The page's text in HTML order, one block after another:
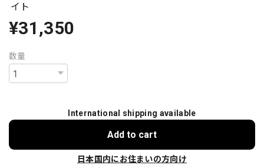
イト
¥31,350
数量
International shipping available
Add to cart
日本国内にお住まいの方向け